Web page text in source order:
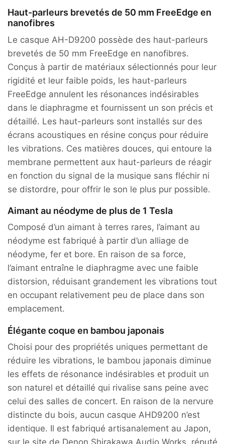
Haut-parleurs brevetés de 50 mm FreeEdge en
nanofibres
Le casque AH-D9200 possède des haut-parleurs
brevetés de 50 mm FreeEdge en nanofibres.
Conçus à partir de matériaux sélectionnés pour leur
rigidité et leur faible poids, les haut-parleurs
FreeEdge annulent les résonances indésirables
dans le diaphragme et fournissent un son précis et
détaillé. Les haut-parleurs sont installés sur des
écrans acoustiques en résine conçus pour réduire
les vibrations. Ces matières douces, qui entoure la
membrane permettent aux haut-parleurs de réagir
en fonction du signal de la musique sans fléchir ni
se distordre, pour offrir le son le plus pur possible.
Aimant au néodyme de plus de 1 Tesla
Composé d’un aimant à terres rares, l’aimant au
néodyme est fabriqué à partir d’un alliage de
néodyme, fer et bore. En raison de sa force,
l’aimant entraîne le diaphragme avec une faible
distorsion, réduisant grandement les vibrations tout
en occupant relativement peu de place dans son
emplacement.
Élégante coque en bambou japonais
Choisi pour des propriétés uniques permettant de
réduire les vibrations, le bambou japonais diminue
les effets de résonance indésirables et produit un
son naturel et détaillé qui rivalise sans peine avec
celui des salles de concert. En raison de la nervure
distincte du bois, aucun casque AHD9200 n’est
identique. Il est fabriqué artisanalement au Japon,
sur le site de Denon Shirakawa Audio Works, réputé